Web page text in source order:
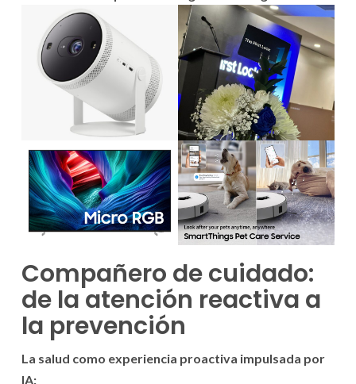
Compañero de cuidado:
de la atención reactiva a
la prevención
La salud como experiencia proactiva impulsada por
IA: